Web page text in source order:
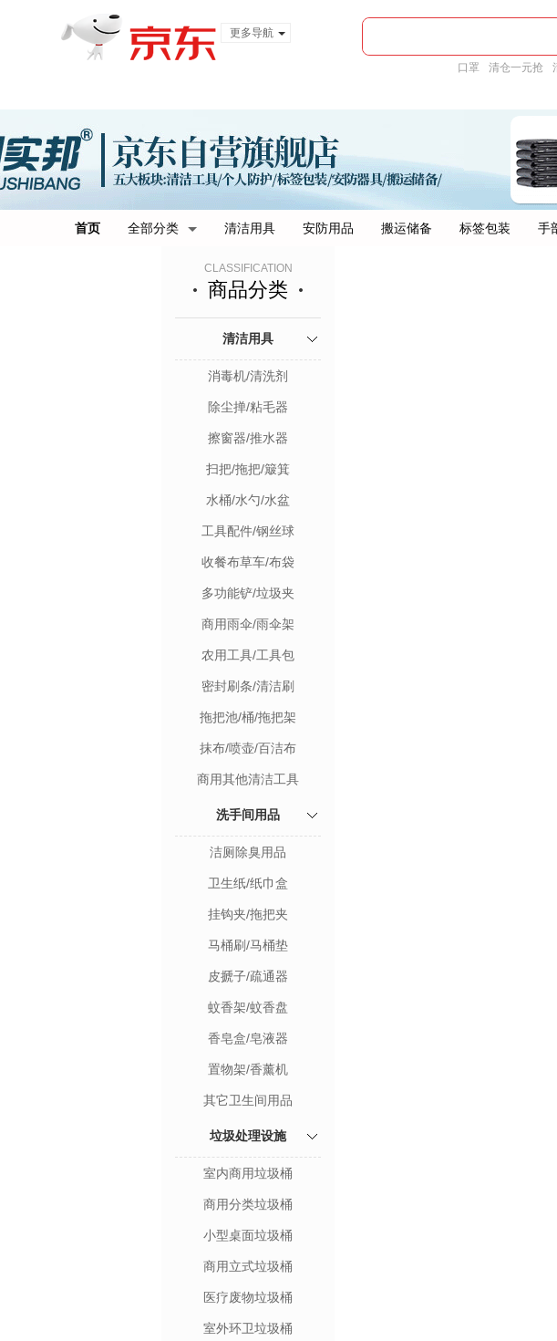
更多导航
口罩 清仓一元抢
首页 全部分类 清洁用具 安防用品 搬运储备 标签包装 手
CLASSIFICATION
商品分类
清洁用具
消毒机/清洗剂
除尘掸/粘毛器
擦窗器/推水器
扫把/拖把/簸箕
水桶/水勺/水盆
工具配件/钢丝球
收餐布草车/布袋
多功能铲/垃圾夹
商用雨伞/雨伞架
农用工具/工具包
密封刷条/清洁刷
拖把池/桶/拖把架
抹布/喷壶/百洁布
商用其他清洁工具
洗手间用品
洁厕除臭用品
卫生纸/纸巾盒
挂钩夹/拖把夹
马桶刷/马桶垫
皮搋子/疏通器
蚊香架/蚊香盘
香皂盒/皂液器
置物架/香薰机
其它卫生间用品
垃圾处理设施
室内商用垃圾桶
商用分类垃圾桶
小型桌面垃圾桶
商用立式垃圾桶
医疗废物垃圾桶
室外环卫垃圾桶